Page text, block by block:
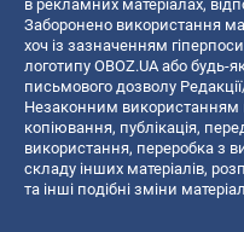
в рекламних матеріалах,
Заборонено використання
хоч із зазначенням
логотипу OBOZ.UA або будь-
письмового дозволу
Незаконним використанням
копiювання, публiкацiя,
використання, переробка з
складу інших матеріалів,
та інші подібні зміни